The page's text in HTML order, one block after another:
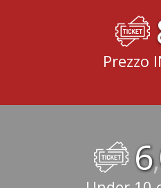
Prezzo
6,